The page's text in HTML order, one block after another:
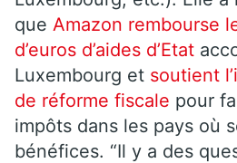
que Amazon rembourse
d’euros d’aides d’Etat
Luxembourg et soutient
de réforme fiscale pour
impôts dans les pays où
bénéfices. “Il y a des